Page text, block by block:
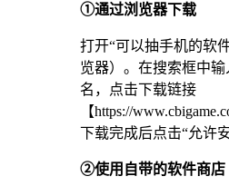
①通过浏览器下载
打开“可以抽手机的软
览器）。在搜索框中
名，点击下载链接
【https://
下载完成后点击“允许安
②使用自带的软件商店